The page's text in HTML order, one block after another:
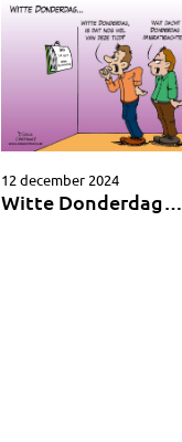
12 december 2024
Witte Donderdag…